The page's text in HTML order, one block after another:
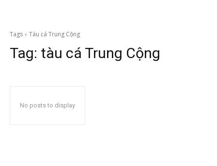
Tags Tàu cá Trung Cộng
Tag: tàu cá Trung Cộng
No posts to display